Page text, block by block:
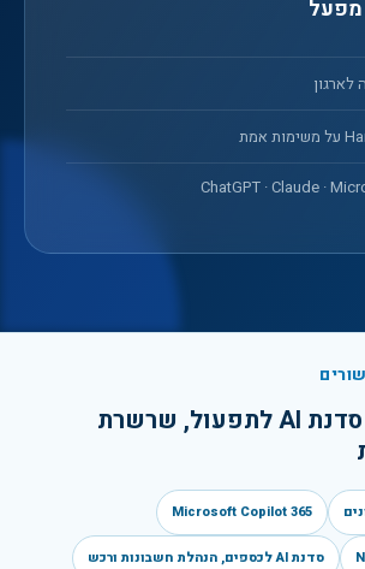
מפעל
לארגון
ChatGPT · Claude ·
סדנת AI לתפעול, שרשרת
Microsoft Copilot 365
סדנת AI לכספים, הנהלת חשבונות ורכש